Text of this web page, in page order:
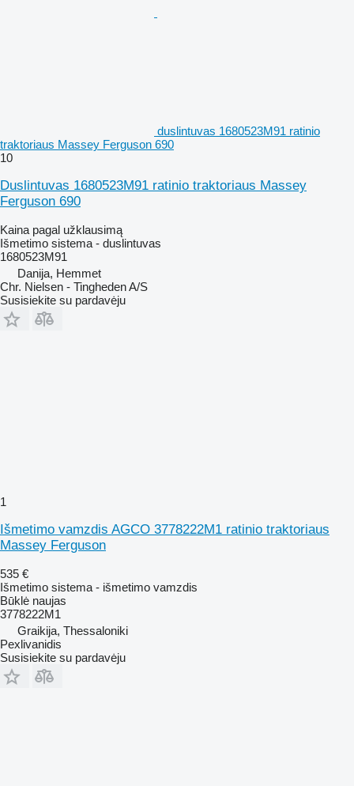
duslintuvas 1680523M91 ratinio
traktoriaus Massey Ferguson 690
10
Duslintuvas 1680523M91 ratinio traktoriaus Massey
Ferguson 690
Kaina pagal užklausimą
Išmetimo sistema - duslintuvas
1680523M91
Danija, Hemmet
Chr. Nielsen - Tingheden A/S
Susisiekite su pardavėju
1
Išmetimo vamzdis AGCO 3778222M1 ratinio traktoriaus
Massey Ferguson
535 €
Išmetimo sistema - išmetimo vamzdis
Būklė naujas
3778222M1
Graikija, Thessaloniki
Pexlivanidis
Susisiekite su pardavėju